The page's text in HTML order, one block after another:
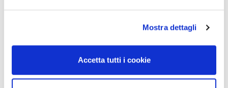
Mostra dettagli
Accetta tutti i cookie